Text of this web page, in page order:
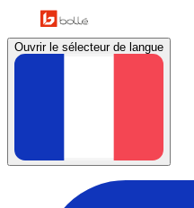
Ouvrir le sélecteur de langue